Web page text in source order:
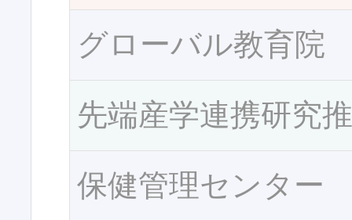
グローバル教育院
先端産学連携研究
保健管理センター